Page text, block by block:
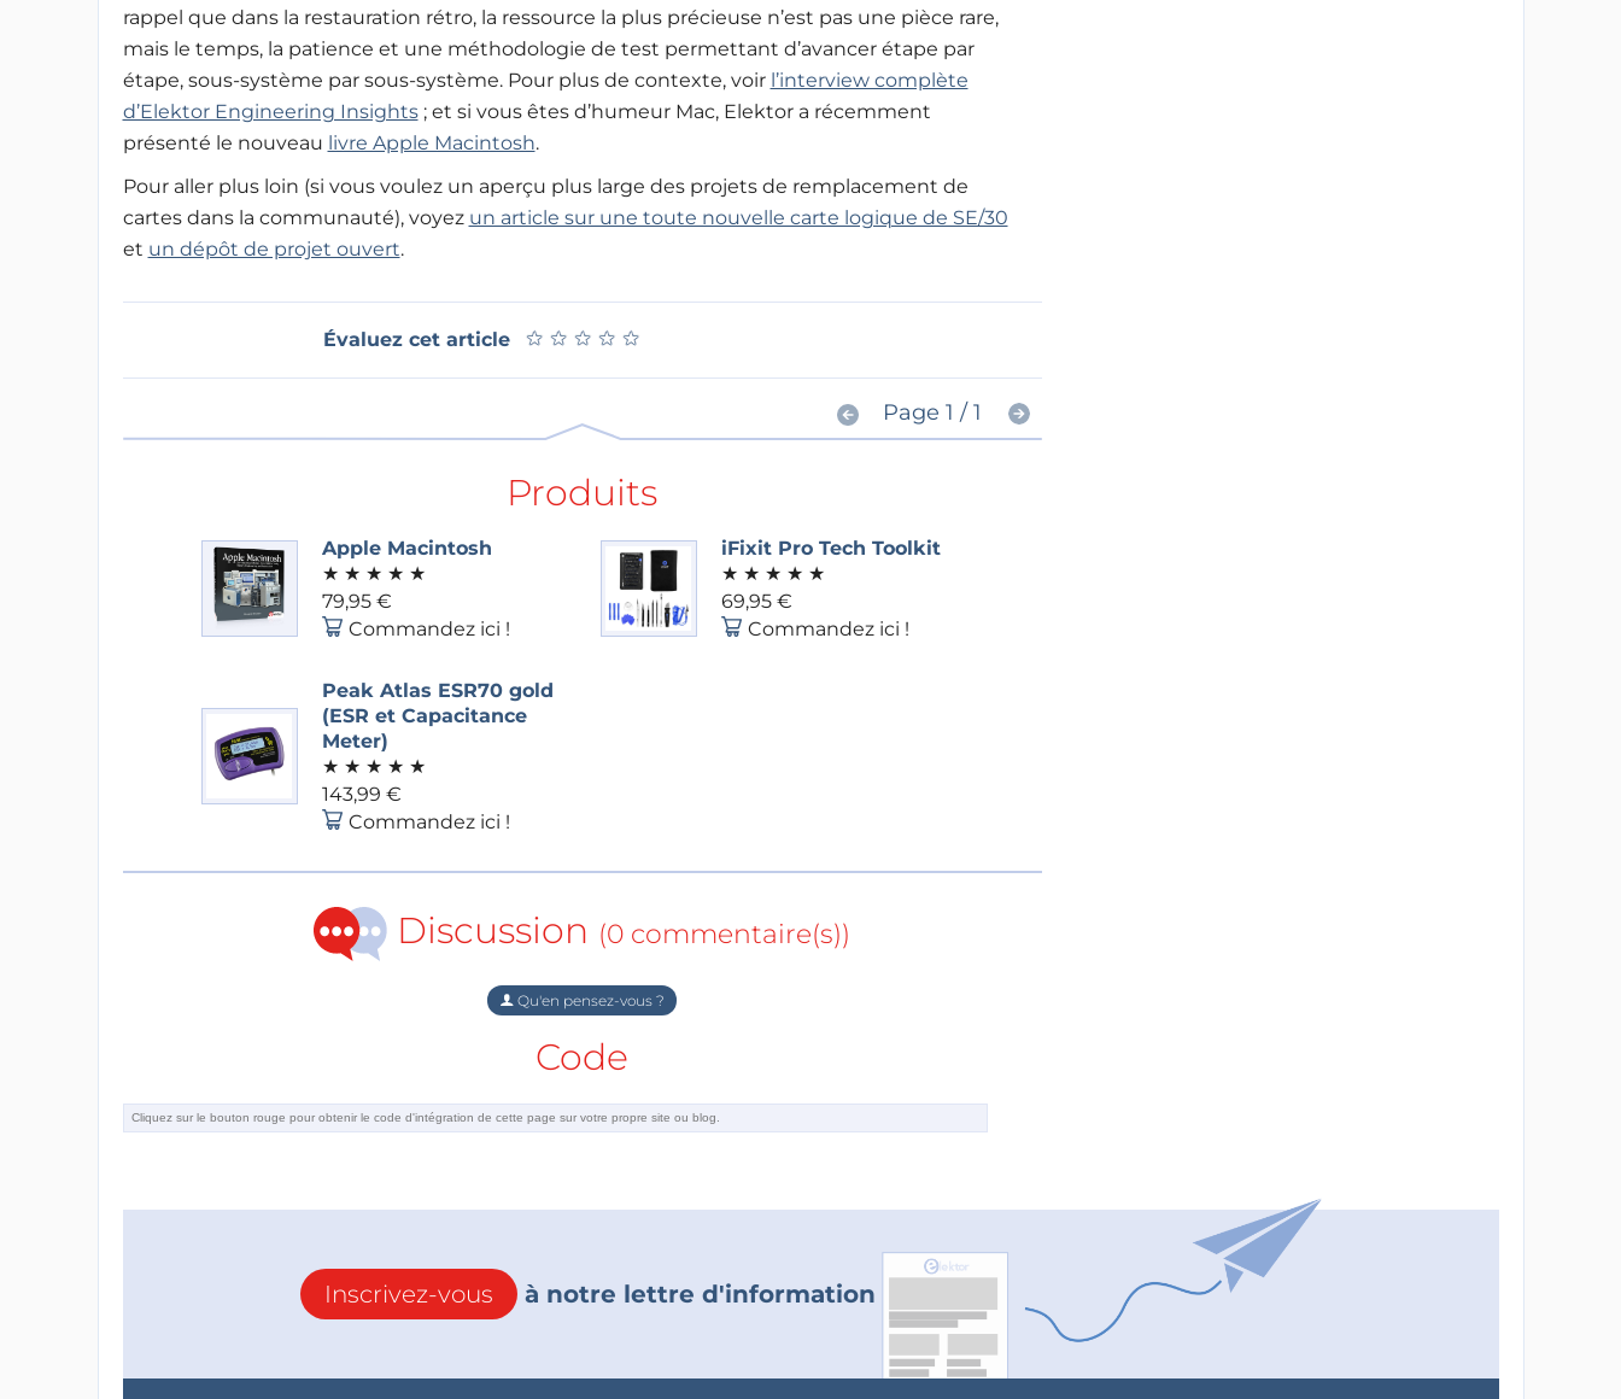
rappel que dans la restauration rétro, la ressource la plus précieuse n’est pas une pièce rare,
mais le temps, la patience et une méthodologie de test permettant d’avancer étape par
étape, sous-système par sous-système. Pour plus de contexte, voir l’interview complète
d’Elektor Engineering Insights; et si vous êtes d’humeur Mac, Elektor a récemment
présenté le nouveau livre Apple Macintosh.
Pour aller plus loin (si vous voulez un aperçu plus large des projets de remplacement de
cartes dans la communauté), voyez un article sur une toute nouvelle carte logique de SE/30
et un dépôt de projet ouvert.
Évaluez cet article ★ ★ ★ ★ ★
★ ★ ★ ★ ★
Page 1 / 1
Produits
Apple Macintosh
★ ★ ★ ★ ★
79,95 €
Commandez ici !
iFixit Pro Tech Toolkit
★ ★ ★ ★ ★
69,95 €
Commandez ici !
Peak Atlas ESR70 gold
(ESR et Capacitance
Meter)
★ ★ ★ ★ ★
143,99 €
Commandez ici !
Discussion (0 commentaire(s))
Qu'en pensez-vous ?
Code
Inscrivez-vous à notre lettre d'information